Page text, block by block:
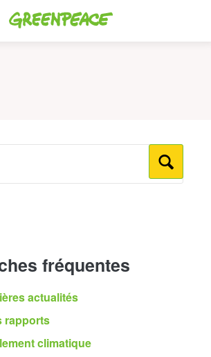
Greenpeace
fréquentes
actualités
rapports
climatique